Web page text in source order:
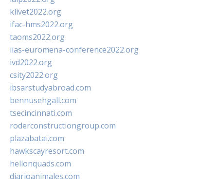
klivet2022.org
ifac-hms2022.org
taoms2022.org
iias-euromena-conference2022.org
ivd2022.org
csity2022.org
ibsarstudyabroad.com
bennusehgall.com
tsecincinnati.com
roderconstructiongroup.com
plazabatai.com
hawkscayresort.com
hellonquads.com
diarioanimales.com